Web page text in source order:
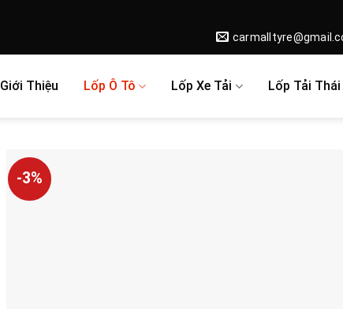
Giới Thiệu Lốp Ô Tô Lốp Xe Tải Lốp Tải Thái
-3%